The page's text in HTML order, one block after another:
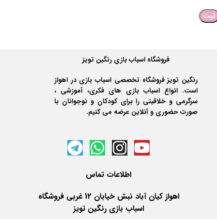
فروشگاه اسباب بازی رنگین تویز
رنگین تویز فروشگاه تخصصی اسباب بازی در اهواز
است. انواع اسباب بازی های فکری، آموزشی ،
سرگرمی و خلاقیتی را برای کودکان و نوجوانان با
صورت حضوری و آنلاین عرضه می کنیم.
اطلاعات تماس
اهواز کیان آباد نبش خیابان 12 غربی فروشگاه
اسباب بازی رنگین تویز